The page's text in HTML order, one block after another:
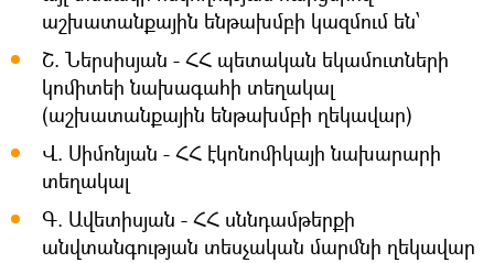
աշխատանքային ենթախմբի կազմում են՝
Շ. Ներսիսյան - ՀՀ պետական եկամուտների
կոմիտեի նախագահի տեղակալ
(աշխատանքային ենթախմբի ղեկավար)
Վ. Սիմոնյան - ՀՀ էկոնոմիկայի նախարարի
տեղակալ
Գ. Ավետիսյան - ՀՀ սննդամթերքի
անվտանգության տեսչական մարմնի ղեկավար